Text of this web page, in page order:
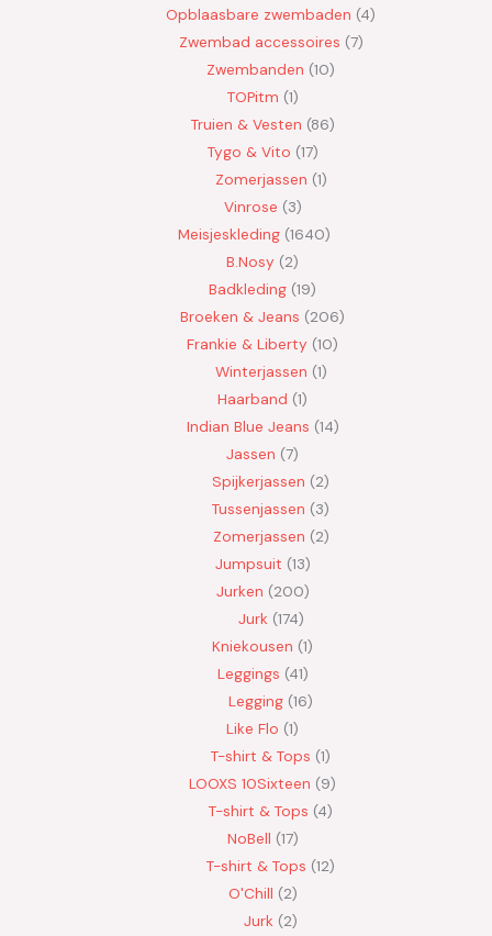
Opblaasbare zwembaden 4
Zwembad accessoires 7
Zwembanden 10
TOPitm 1
Truien & Vesten 86
Tygo & Vito 17
Zomerjassen 1
Vinrose 3
Meisjeskleding 1640
B.Nosy
2
Badkleding 19
Broeken & Jeans
206
Frankie & Liberty 10
Winterjassen 1
Haarband 1
Indian Blue Jeans 14
Jassen 7
Spijkerjassen
2
Tussenjassen
3
Zomerjassen 2
Jumpsuit 13
Jurken 200
Jurk 174
Kniekousen 1
Leggings 41
Legging 16
Like Flo 1
T-shirt & Tops 1
LOOXS 10Sixteen
9
T-shirt & Tops 4
NoBell 17
T-shirt & Tops 12
O'Chill 2
Jurk 2